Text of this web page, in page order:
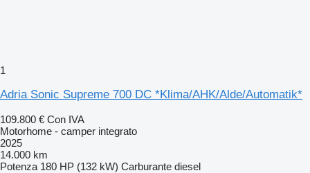
1
Adria Sonic Supreme 700 DC *Klima/AHK/Alde/Automatik*
109.800 € Con IVA
Motorhome - camper integrato
2025
14.000 km
Potenza 180 HP (132 kW) Carburante diesel